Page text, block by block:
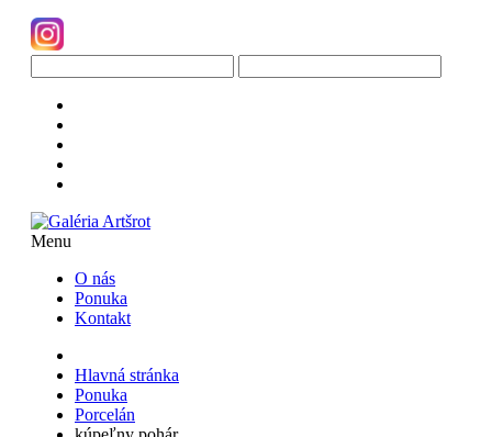
Menu
O nás
Ponuka
Kontakt
Hlavná stránka
Ponuka
Porcelán